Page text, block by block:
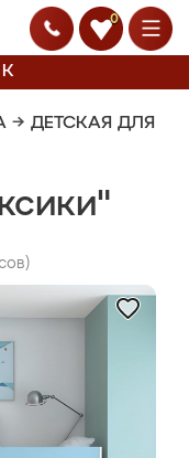
0
→ ДЕТСКАЯ ДЛЯ